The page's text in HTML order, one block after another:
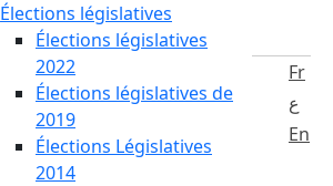
Élections législatives
Élections législatives
2022
Élections législatives de
2019
Élections Législatives
2014
Fr
ع
En